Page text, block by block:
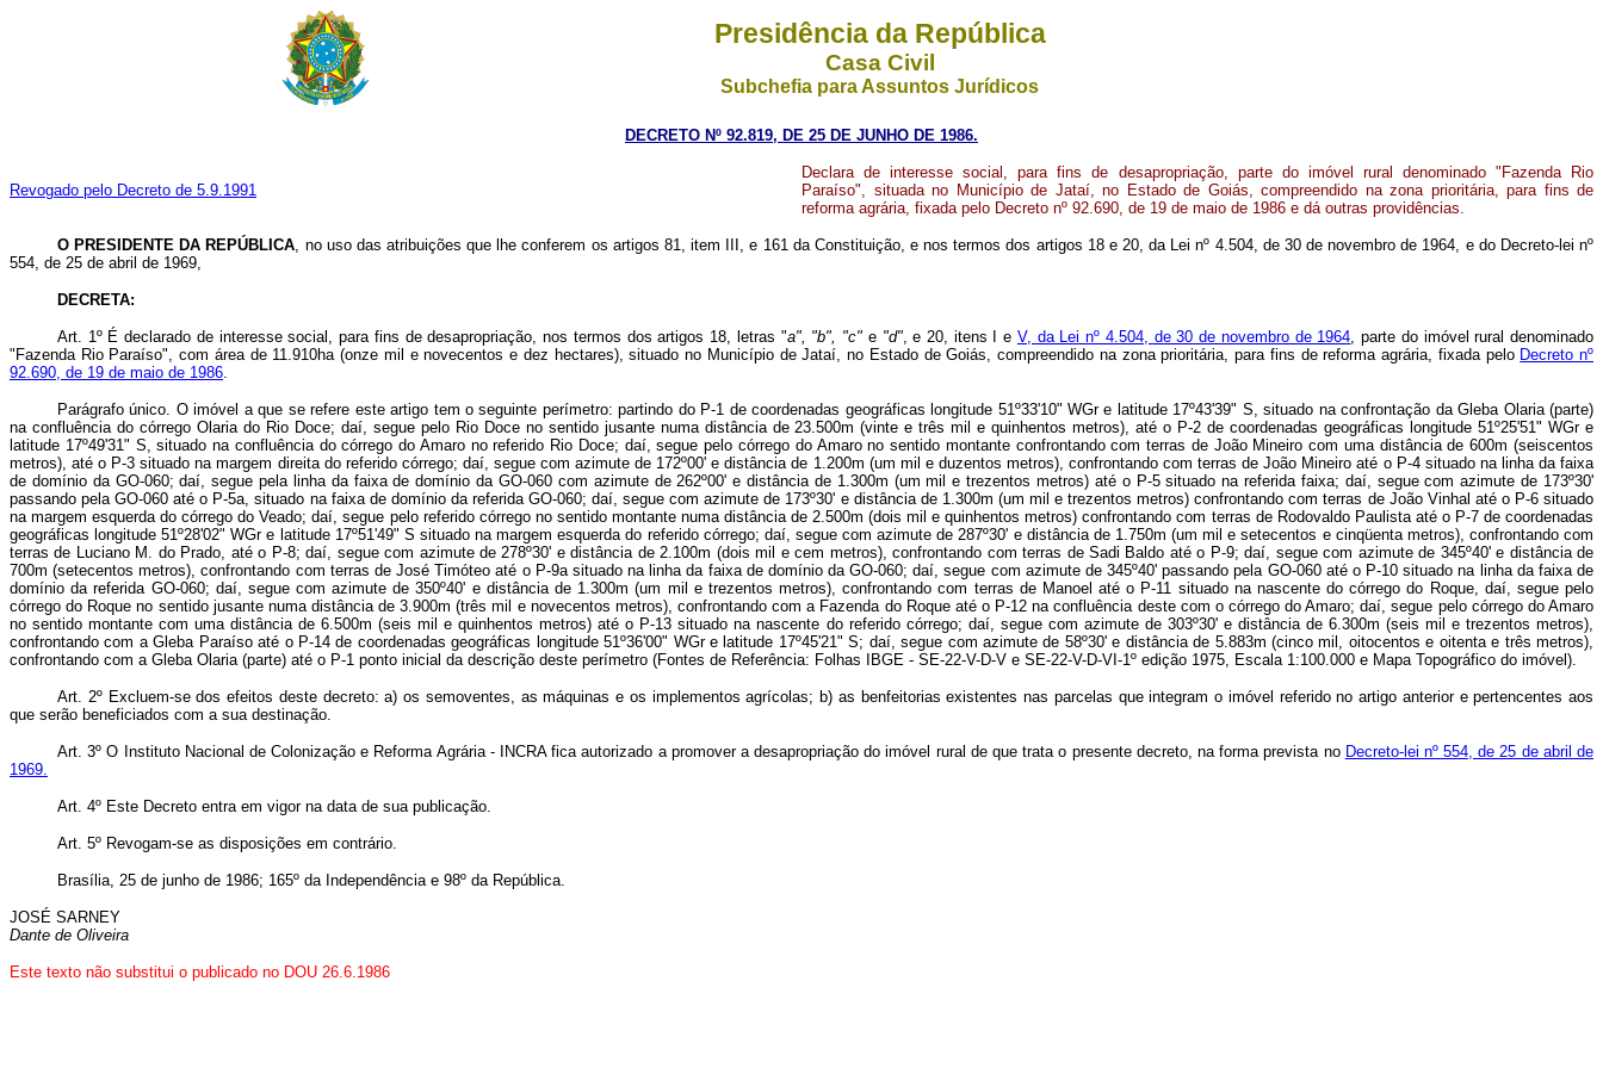
Presidência da República
Casa Civil
Subchefia para Assuntos Jurídicos
DECRETO Nº 92.819, DE 25 DE JUNHO DE 1986.
Revogado pelo Decreto de 5.9.1991
Declara de interesse social, para fins de desapropriação, parte do imóvel rural denominado "Fazenda Rio
Paraíso", situada no Município de Jataí, no Estado de Goiás, compreendido na zona prioritária, para fins de
reforma agrária, fixada pelo Decreto nº 92.690, de 19 de maio de 1986 e dá outras providências.
O PRESIDENTE DA REPÚBLICA, no uso das atribuições que lhe conferem os artigos 81, item III, e 161 da Constituição, e nos termos dos artigos 18 e 20, da Lei nº 4.504, de 30 de novembro de 1964, e do Decreto-lei nº
554, de 25 de abril de 1969,
DECRETA:
Art. 1º É declarado de interesse social, para fins de desapropriação, nos termos dos artigos 18, letras "a", "b", "c" e"d", e 20, itens I e V, da Lei nº 4.504, de 30 de novembro de 1964, parte do imóvel rural denominado
"Fazenda Rio Paraíso", com área de 11.910ha (onze mil e novecentos e dez hectares), situado no Município de Jataí, no Estado de Goiás, compreendido na zona prioritária, para fins de reforma agrária, fixada pelo Decreto nº
92.690, de 19 de maio de 1986.
Parágrafo único. O imóvel a que se refere este artigo tem o seguinte perímetro: partindo do P-1 de coordenadas geográficas longitude 51º33'10" WGr e latitude 17º43'39" S, situado na confrontação da Gleba Olaria (parte)
na confluência do córrego Olaria do Rio Doce; daí, segue pelo Rio Doce no sentido jusante numa distância de 23.500m (vinte e três mil e quinhentos metros), até o P-2 de coordenadas geográficas longitude 51º25'51" WGr e
latitude 17º49'31" S, situado na confluência do córrego do Amaro no referido Rio Doce; daí, segue pelo córrego do Amaro no sentido montante confrontando com terras de João Mineiro com uma distância de 600m (seiscentos
metros), até o P-3 situado na margem direita do referido córrego; daí, segue com azimute de 172º00' e distância de 1.200m (um mil e duzentos metros), confrontando com terras de João Mineiro até o P-4 situado na linha da faixa
de domínio da GO-060; daí, segue pela linha da faixa de domínio da GO-060 com azimute de 262º00' e distância de 1.300m (um mil e trezentos metros) até o P-5 situado na referida faixa; daí, segue com azimute de 173º30'
passando pela GO-060 até o P-5a, situado na faixa de domínio da referida GO-060; daí, segue com azimute de 173º30' e distância de 1.300m (um mil e trezentos metros) confrontando com terras de João Vinhal até o P-6 situado
na margem esquerda do córrego do Veado; daí, segue pelo referido córrego no sentido montante numa distância de 2.500m (dois mil e quinhentos metros) confrontando com terras de Rodovaldo Paulista até o P-7 de coordenadas
geográficas longitude 51º28'02" WGr e latitude 17º51'49" S situado na margem esquerda do referido córrego; daí, segue com azimute de 287º30' e distância de 1.750m (um mil e setecentos e cinqüenta metros), confrontando com
terras de Luciano M. do Prado, até o P-8; daí, segue com azimute de 278º30' e distância de 2.100m (dois mil e cem metros), confrontando com terras de Sadi Baldo até o P-9; daí, segue com azimute de 345º40' e distância de
700m (setecentos metros), confrontando com terras de José Timóteo até o P-9a situado na linha da faixa de domínio da GO-060; daí, segue com azimute de 345º40' passando pela GO-060 até o P-10 situado na linha da faixa de
domínio da referida GO-060; daí, segue com azimute de 350º40' e distância de 1.300m (um mil e trezentos metros), confrontando com terras de Manoel até o P-11 situado na nascente do córrego do Roque, daí, segue pelo
córrego do Roque no sentido jusante numa distância de 3.900m (três mil e novecentos metros), confrontando com a Fazenda do Roque até o P-12 na confluência deste com o córrego do Amaro; daí, segue pelo córrego do Amaro
no sentido montante com uma distância de 6.500m (seis mil e quinhentos metros) até o P-13 situado na nascente do referido córrego; daí, segue com azimute de 303º30' e distância de 6.300m (seis mil e trezentos metros),
confrontando com a Gleba Paraíso até o P-14 de coordenadas geográficas longitude 51º36'00" WGr e latitude 17º45'21" S; daí, segue com azimute de 58º30' e distância de 5.883m (cinco mil, oitocentos e oitenta e três metros),
confrontando com a Gleba Olaria (parte) até o P-1 ponto inicial da descrição deste perímetro (Fontes de Referência: Folhas IBGE - SE-22-V-D-V e SE-22-V-D-VI-1º edição 1975, Escala 1:100.000 e Mapa Topográfico do imóvel).
Art. 2º Excluem-se dos efeitos deste decreto: a) os semoventes, as máquinas e os implementos agrícolas; b) as benfeitorias existentes nas parcelas que integram o imóvel referido no artigo anterior e pertencentes aos
que serão beneficiados com a sua destinação.
Art. 3º O Instituto Nacional de Colonização e Reforma Agrária - INCRA fica autorizado a promover a desapropriação do imóvel rural de que trata o presente decreto, na forma prevista no Decreto-lei nº 554, de 25 de abril de
1969.
Art. 4º Este Decreto entra em vigor na data de sua publicação.
Art. 5º Revogam-se as disposições em contrário.
Brasília, 25 de junho de 1986; 165º da Independência e 98º da República.
JOSÉ SARNEY
Dante de Oliveira
Este texto não substitui o publicado no DOU 26.6.1986